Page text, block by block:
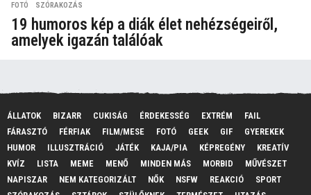
FOTÓ ,SZÓRAKOZÁS
19 humoros kép a diák élet nehézségeiről,
amelyek igazán találóak
ÁLLATOK BIZARR CUKISÁG ÉRDEKESSÉG EXTRÉM
FAIL
FÁRASZTÓ
FÉRFIAK FILM/MESE FOTÓ GEEK GIF
GYEREKEK
HUMOR
ILLUSZTRÁCIÓ JÁTÉK KAJA/PIA KÉPREGÉNY
KREATÍV
KVÍZ
LISTA MEME MENŐ MINDEN MÁS MORBID
MŰVÉSZET
NAPISZAR
NEM KATEGORIZÁLT NŐK NSFW REAKCIÓ
SPORT